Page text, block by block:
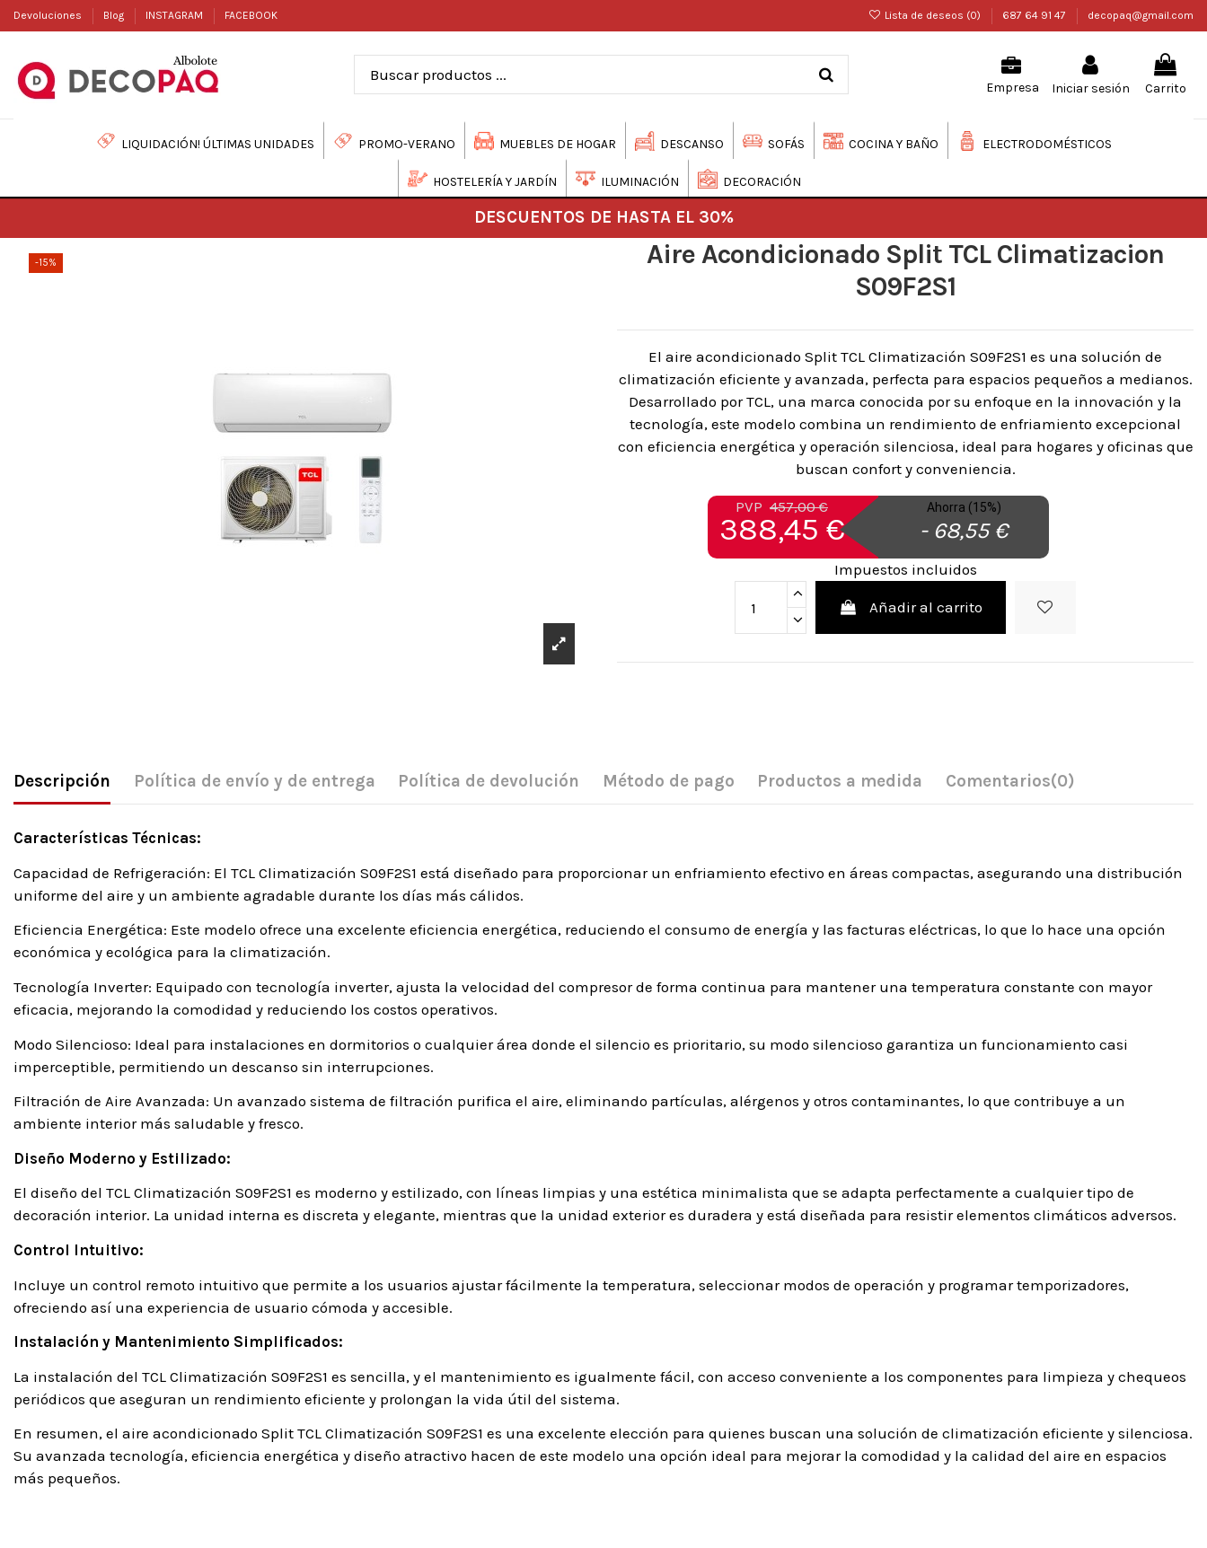
Devoluciones Blog INSTAGRAM FACEBOOK Lista de deseos (0) 687 64 91 47 decopaq@gmail.com
Empresa Iniciar sesión Carrito
LIQUIDACIÓN! ÚLTIMAS UNIDADES PROMO-VERANO MUEBLES DE HOGAR DESCANSO SOFÁS COCINA Y BAÑO ELECTRODOMÉSTICOS
HOSTELERÍA Y JARDÍN ILUMINACIÓN DECORACIÓN
DESCUENTOS DE HASTA EL 30%
-15%
Aire Acondicionado Split TCL Climatizacion
S09F2S1
El aire acondicionado Split TCL Climatización S09F2S1 es una solución de
climatización eficiente y avanzada, perfecta para espacios pequeños a medianos.
Desarrollado por TCL, una marca conocida por su enfoque en la innovación y la
tecnología, este modelo combina un rendimiento de enfriamiento excepcional
con eficiencia energética y operación silenciosa, ideal para hogares y oficinas que
buscan confort y conveniencia.
PVP 457,00 €
388,45 €
Ahorra (15%)
- 68,55 €
Impuestos incluidos
Añadir al carrito
Descripción Política de envío y de entrega Política de devolución Método de pago Productos a medida Comentarios(0)
Características Técnicas:
Capacidad de Refrigeración: El TCL Climatización S09F2S1 está diseñado para proporcionar un enfriamiento efectivo en áreas compactas, asegurando una distribución
uniforme del aire y un ambiente agradable durante los días más cálidos.
Eficiencia Energética: Este modelo ofrece una excelente eficiencia energética, reduciendo el consumo de energía y las facturas eléctricas, lo que lo hace una opción
económica y ecológica para la climatización.
Tecnología Inverter: Equipado con tecnología inverter, ajusta la velocidad del compresor de forma continua para mantener una temperatura constante con mayor
eficacia, mejorando la comodidad y reduciendo los costos operativos.
Modo Silencioso: Ideal para instalaciones en dormitorios o cualquier área donde el silencio es prioritario, su modo silencioso garantiza un funcionamiento casi
imperceptible, permitiendo un descanso sin interrupciones.
Filtración de Aire Avanzada: Un avanzado sistema de filtración purifica el aire, eliminando partículas, alérgenos y otros contaminantes, lo que contribuye a un
ambiente interior más saludable y fresco.
Diseño Moderno y Estilizado:
El diseño del TCL Climatización S09F2S1 es moderno y estilizado, con líneas limpias y una estética minimalista que se adapta perfectamente a cualquier tipo de
decoración interior. La unidad interna es discreta y elegante, mientras que la unidad exterior es duradera y está diseñada para resistir elementos climáticos adversos.
Control Intuitivo:
Incluye un control remoto intuitivo que permite a los usuarios ajustar fácilmente la temperatura, seleccionar modos de operación y programar temporizadores,
ofreciendo así una experiencia de usuario cómoda y accesible.
Instalación y Mantenimiento Simplificados:
La instalación del TCL Climatización S09F2S1 es sencilla, y el mantenimiento es igualmente fácil, con acceso conveniente a los componentes para limpieza y chequeos
periódicos que aseguran un rendimiento eficiente y prolongan la vida útil del sistema.
En resumen, el aire acondicionado Split TCL Climatización S09F2S1 es una excelente elección para quienes buscan una solución de climatización eficiente y silenciosa.
Su avanzada tecnología, eficiencia energética y diseño atractivo hacen de este modelo una opción ideal para mejorar la comodidad y la calidad del aire en espacios
más pequeños.